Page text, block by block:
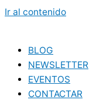
Ir al contenido
BLOG
NEWSLETTER
EVENTOS
CONTACTAR